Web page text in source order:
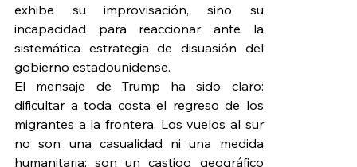
exhibe su improvisación, sino su
incapacidad para reaccionar ante la
sistemática estrategia de disuasión del
gobierno estadounidense.
El mensaje de Trump ha sido claro:
dificultar a toda costa el regreso de los
migrantes a la frontera. Los vuelos al sur
no son una casualidad ni una medida
humanitaria; son un castigo geográfico